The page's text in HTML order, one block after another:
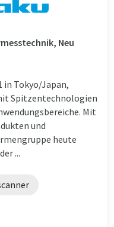
Neu
in Tokyo/Japan,
Spitzentechnologien
Mit
und
heute
...